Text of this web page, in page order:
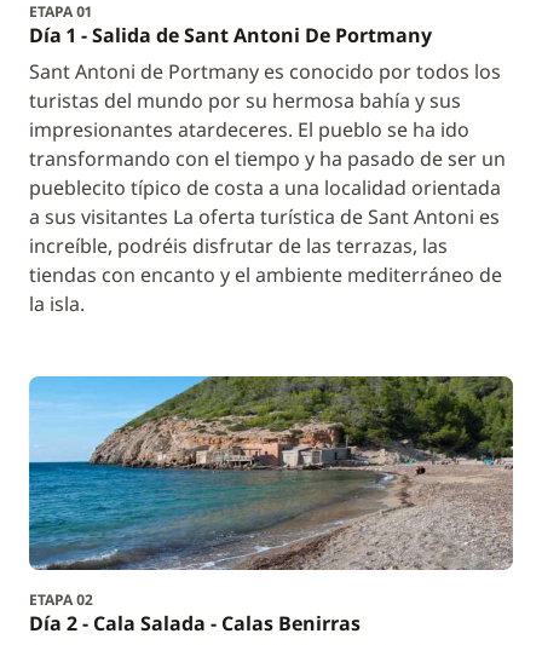
ETAPA 01
Día 1 - Salida de Sant Antoni De Portmany
Sant Antoni de Portmany es conocido por todos los
turistas del mundo por su hermosa bahía y sus
impresionantes atardeceres. El pueblo se ha ido
transformando con el tiempo y ha pasado de ser un
pueblecito típico de costa a una localidad orientada
a sus visitantes La oferta turística de Sant Antoni es
increíble, podréis disfrutar de las terrazas, las
tiendas con encanto y el ambiente mediterráneo de
la isla.
ETAPA 02
Día 2 - Cala Salada - Calas Benirras